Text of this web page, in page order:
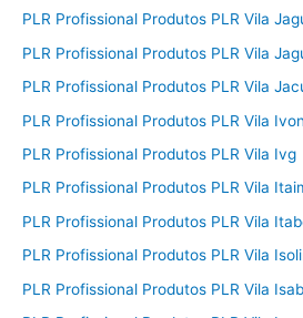
PLR Profissional Produtos PLR Vila
PLR Profissional Produtos PLR Vila
PLR Profissional Produtos PLR Vila
PLR Profissional Produtos PLR Vila
PLR Profissional Produtos PLR Vila Ivg
PLR Profissional Produtos PLR Vila
PLR Profissional Produtos PLR Vila
PLR Profissional Produtos PLR Vila
PLR Profissional Produtos PLR Vila